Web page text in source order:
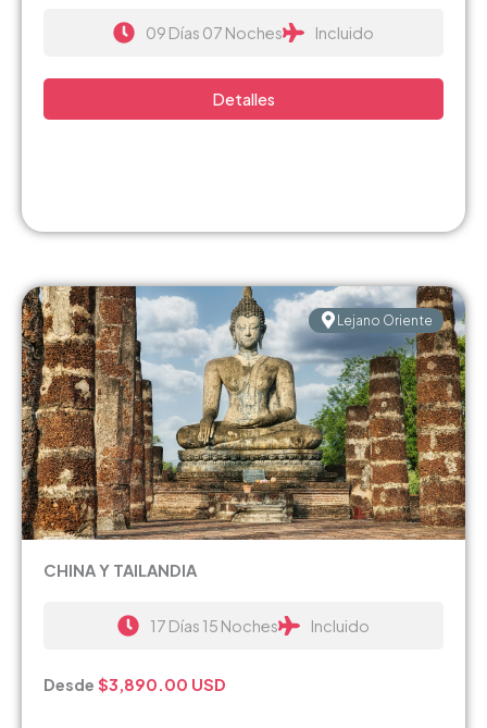
09 Días 07 Noches Incluido
Detalles
Lejano Oriente
CHINA Y TAILANDIA
17 Días 15 Noches Incluido
Desde $3,890.00 USD